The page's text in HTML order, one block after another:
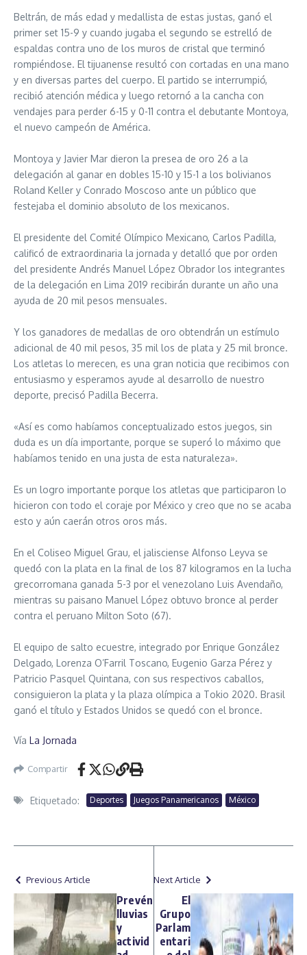
Beltrán, de más edad y medallista de estas justas, ganó el
primer set 15-9 y cuando jugaba el segundo se estrelló de
espaldas contra uno de los muros de cristal que terminó
rompiéndose. El tijuanense resultó con cortadas en una mano
y en diversas partes del cuerpo. El partido se interrumpió,
recibió atención médica y luego retornó a la cancha con
vendajes para perder 6-15 y 0-11 contra el debutante Montoya,
el nuevo campeón de América.
Montoya y Javier Mar dieron la presea de oro 26 a la
delegación al ganar en dobles 15-10 y 15-1 a los bolivianos
Roland Keller y Conrado Moscoso ante un público que
festejaba el dominio absoluto de los mexicanos.
El presidente del Comité Olímpico Mexicano, Carlos Padilla,
calificó de extraordinaria la jornada y detalló que por orden
del presidente Andrés Manuel López Obrador los integrantes
de la delegación en Lima 2019 recibirán durante un año una
ayuda de 20 mil pesos mensuales.
Y los ganadores de medallas de oro obtendrán un estímulo
adicional de 40 mil pesos, 35 mil los de plata y 25 mil bronce.
Los atletas lo merecen, es una gran noticia que recibimos con
entusiasmo y esperamos ayude al desarrollo de nuestro
deporte, precisó Padilla Becerra.
«Así es como habíamos conceptualizado estos juegos, sin
duda es un día importante, porque se superó lo máximo que
habíamos tenido en una justa de esta naturaleza».
Es un logro importante porque los atletas que participaron lo
hicieron con todo el coraje por México y creo que no se acaba
esto y aún caerán otros oros más.
En el Coliseo Miguel Grau, el jalisciense Alfonso Leyva se
quedó con la plata en la final de los 87 kilogramos en la lucha
grecorromana ganada 5-3 por el venezolano Luis Avendaño,
mientras su paisano Manuel López obtuvo bronce al perder
contra el peruano Milton Soto (67).
El equipo de salto ecuestre, integrado por Enrique González
Delgado, Lorenza O’Farril Toscano, Eugenio Garza Pérez y
Patricio Pasquel Quintana, con sus respectivos caballos,
consiguieron la plata y la plaza olímpica a Tokio 2020. Brasil
ganó el título y Estados Unidos se quedó con el bronce.
Vía La Jornada
Compartir
Etiquetado: Deportes Juegos Panamericanos México
Previous Article
Prevén
lluvias
y
activid
Next Article
El
Grupo
Parlam
entari